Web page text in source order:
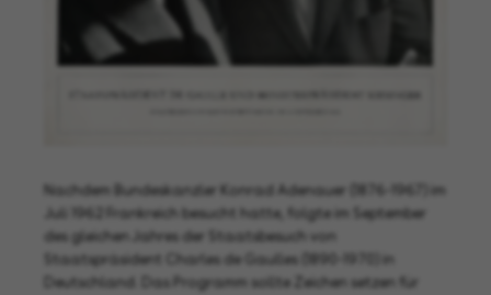
Nachdem Bundeskanzler Konrad Adenauer (1876-1967) im
Juli 1962 Frankreich besucht hatte, folgte im September
des gleichen Jahres der Staatsbesuch von
Staatspräsident Charles de Gaulles (1890-1970) in
Deutschland. Das Programm sollte Zeichen setzen für